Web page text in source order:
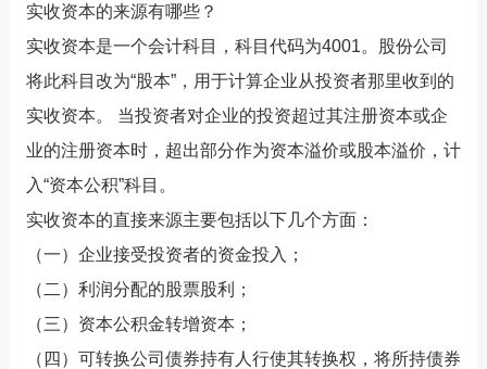
实收资本的来源有哪些？
实收资本是一个会计科目，科目代码为4001。股份公司
将此科目改为“股本”，用于计算企业从投资者那里收到的
实收资本。 当投资者对企业的投资超过其注册资本或企
业的注册资本时，超出部分作为资本溢价或股本溢价，计
入“资本公积”科目。
实收资本的直接来源主要包括以下几个方面：
（一）企业接受投资者的资金投入；
（二）利润分配的股票股利；
（三）资本公积金转增资本；
（四）可转换公司债券持有人行使其转换权，将所持债券